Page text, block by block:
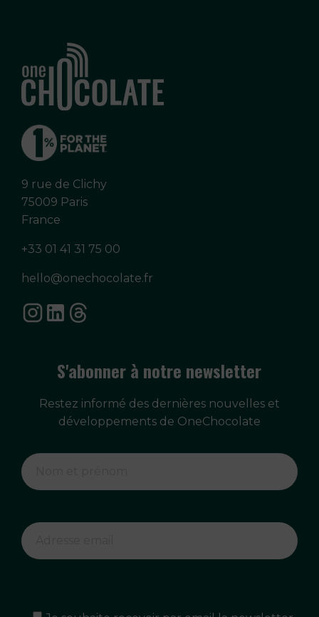
9 rue de Clichy
75009 Paris
France
+33 01 41 31 75 00
hello@onechocolate.fr
S'abonner à notre newsletter
Restez informé des dernières nouvelles et
développements de OneChocolate